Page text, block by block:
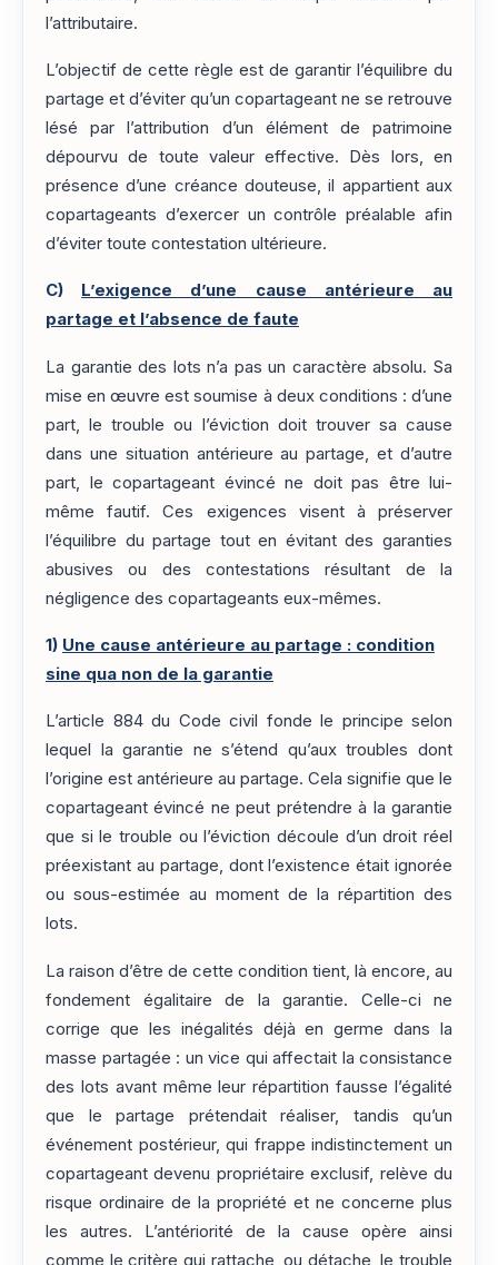
l’attributaire.
L’objectif de cette règle est de garantir l’équilibre du
partage et d’éviter qu’un copartageant ne se retrouve
lésé par l’attribution d’un élément de patrimoine
dépourvu de toute valeur effective. Dès lors, en
présence d’une créance douteuse, il appartient aux
copartageants d’exercer un contrôle préalable afin
d’éviter toute contestation ultérieure.
C) L’exigence d’une cause antérieure au
partage et l’absence de faute
La garantie des lots n’a pas un caractère absolu. Sa
mise en œuvre est soumise à deux conditions : d’une
part, le trouble ou l’éviction doit trouver sa cause
dans une situation antérieure au partage, et d’autre
part, le copartageant évincé ne doit pas être lui-
même fautif. Ces exigences visent à préserver
l’équilibre du partage tout en évitant des garanties
abusives ou des contestations résultant de la
négligence des copartageants eux-mêmes.
1) Une cause antérieure au partage : condition
sine qua non de la garantie
L’article 884 du Code civil fonde le principe selon
lequel la garantie ne s’étend qu’aux troubles dont
l’origine est antérieure au partage. Cela signifie que le
copartageant évincé ne peut prétendre à la garantie
que si le trouble ou l’éviction découle d’un droit réel
préexistant au partage, dont l’existence était ignorée
ou sous-estimée au moment de la répartition des
lots.
La raison d’être de cette condition tient, là encore, au
fondement égalitaire de la garantie. Celle-ci ne
corrige que les inégalités déjà en germe dans la
masse partagée : un vice qui affectait la consistance
des lots avant même leur répartition fausse l’égalité
que le partage prétendait réaliser, tandis qu’un
événement postérieur, qui frappe indistinctement un
copartageant devenu propriétaire exclusif, relève du
risque ordinaire de la propriété et ne concerne plus
les autres. L’antériorité de la cause opère ainsi
comme le critère qui rattache, ou détache, le trouble